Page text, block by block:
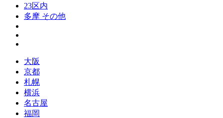
23区内
多摩 その他
大阪
京都
札幌
横浜
名古屋
福岡